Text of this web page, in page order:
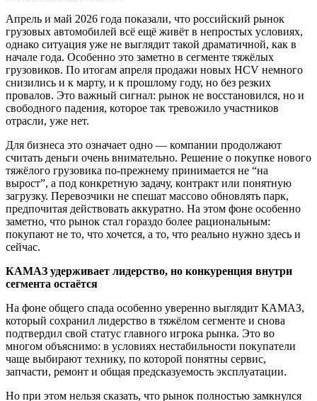
Апрель и май 2026 года показали, что российский рынок
грузовых автомобилей всё ещё живёт в непростых условиях,
однако ситуация уже не выглядит такой драматичной, как в
начале года. Особенно это заметно в сегменте тяжёлых
грузовиков. По итогам апреля продажи новых HCV немного
снизились и к марту, и к прошлому году, но без резких
провалов. Это важный сигнал: рынок не восстановился, но и
свободного падения, которое так тревожило участников
отрасли, уже нет.
Для бизнеса это означает одно — компании продолжают
считать деньги очень внимательно. Решение о покупке нового
тяжёлого грузовика по-прежнему принимается не “на
вырост”, а под конкретную задачу, контракт или понятную
загрузку. Перевозчики не спешат массово обновлять парк,
предпочитая действовать аккуратно. На этом фоне особенно
заметно, что рынок стал гораздо более рациональным:
покупают не то, что хочется, а то, что реально нужно здесь и
сейчас.
КАМАЗ удерживает лидерство, но конкуренция внутри
сегмента остаётся
На фоне общего спада особенно уверенно выглядит КАМАЗ,
который сохранил лидерство в тяжёлом сегменте и снова
подтвердил свой статус главного игрока рынка. Это во
многом объяснимо: в условиях нестабильности покупатели
чаще выбирают технику, по которой понятны сервис,
запчасти, ремонт и общая предсказуемость эксплуатации.
Но при этом нельзя сказать, что рынок полностью замкнулся